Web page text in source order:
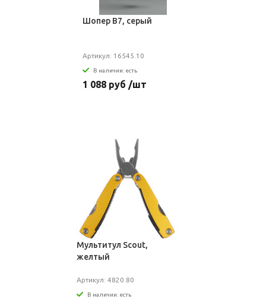
Шопер B7, серый
Артикул: 16545.10
В наличии: есть
1 088 руб /шт
Мультитул Scout,
желтый
Артикул: 4820.80
В наличии: есть